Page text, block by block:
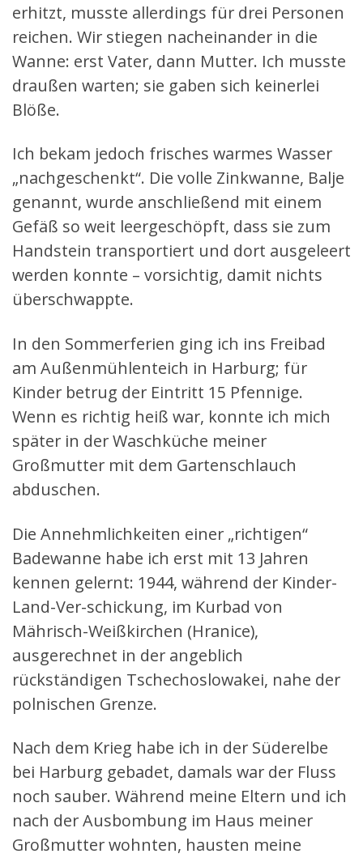
erhitzt, musste allerdings für drei Personen
reichen. Wir stiegen nacheinander in die
Wanne: erst Vater, dann Mutter. Ich musste
draußen warten; sie gaben sich keinerlei
Blöße.
Ich bekam jedoch frisches warmes Wasser
„nachgeschenkt“. Die volle Zinkwanne, Balje
genannt, wurde anschließend mit einem
Gefäß so weit leergeschöpft, dass sie zum
Handstein transportiert und dort ausgeleert
werden konnte – vorsichtig, damit nichts
überschwappte.
In den Sommerferien ging ich ins Freibad
am Außenmühlenteich in Harburg; für
Kinder betrug der Eintritt 15 Pfennige.
Wenn es richtig heiß war, konnte ich mich
später in der Waschküche meiner
Großmutter mit dem Gartenschlauch
abduschen.
Die Annehmlichkeiten einer „richtigen“
Badewanne habe ich erst mit 13 Jahren
kennen gelernt: 1944, während der Kinder-
Land-Ver-schickung, im Kurbad von
Mährisch-Weißkirchen (Hranice),
ausgerechnet in der angeblich
rückständigen Tschechoslowakei, nahe der
polnischen Grenze.
Nach dem Krieg habe ich in der Süderelbe
bei Harburg gebadet, damals war der Fluss
noch sauber. Während meine Eltern und ich
nach der Ausbombung im Haus meiner
Großmutter wohnten, hausten meine